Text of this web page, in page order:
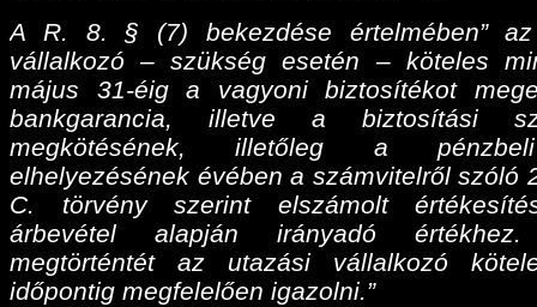
A R. 8. § (7) bekezdése értelmében”
vállalkozó – szükség esetén – köteles
május 31-éig a vagyoni biztosítékot
bankgarancia, illetve a biztosítási
megkötésének, illetőleg a
elhelyezésének évében a számvitelről szóló
C. törvény szerint elszámolt
árbevétel alapján irányadó
megtörténtét az utazási vállalkozó
időpontig megfelelően igazolni.”